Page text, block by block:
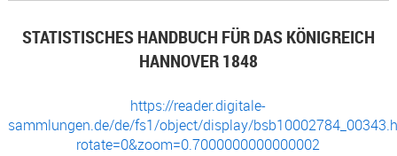
STATISTISCHES HANDBUCH FÜR DAS KÖNIGREICH
HANNOVER 1848
https://reader.digitale-
sammlungen.de/de/fs1/object/display/
rotate=0&zoom=0.7000000000000002